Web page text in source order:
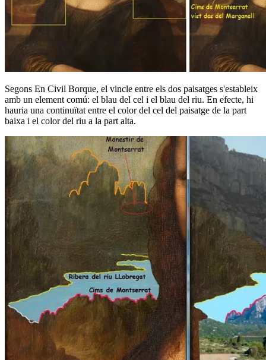
Segons En Civil Borque, el vincle entre els dos paisatges s'estableix
amb un element comú: el blau del cel i el blau del riu. En efecte, hi
hauria una continuïtat entre el color del cel del paisatge de la part
baixa i el color del riu a la part alta.